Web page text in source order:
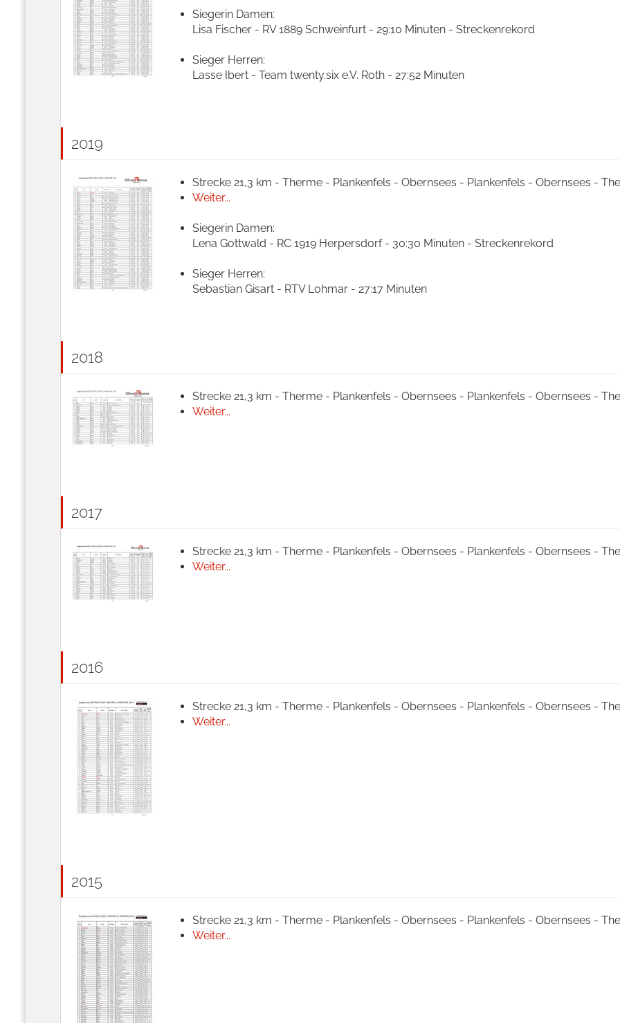
Siegerin Damen:
Lisa Fischer - RV 1889 Schweinfurt - 29:10 Minuten - Streckenrekord
Sieger Herren:
Lasse Ibert - Team twenty.six e.V. Roth - 27:52 Minuten
2019
Strecke 21,3 km - Therme - Plankenfels - Obernsees - Plankenfels - Obernsees -
Weiter...
Siegerin Damen:
Lena Gottwald - RC 1919 Herpersdorf - 30:30 Minuten - Streckenrekord
Sieger Herren:
Sebastian Gisart - RTV Lohmar - 27:17 Minuten
2018
Strecke 21,3 km - Therme - Plankenfels - Obernsees - Plankenfels - Obernsees -
Weiter...
2017
Strecke 21,3 km - Therme - Plankenfels - Obernsees - Plankenfels - Obernsees -
Weiter...
2016
Strecke 21,3 km - Therme - Plankenfels - Obernsees - Plankenfels - Obernsees -
Weiter...
2015
Strecke 21,3 km - Therme - Plankenfels - Obernsees - Plankenfels - Obernsees -
Weiter...